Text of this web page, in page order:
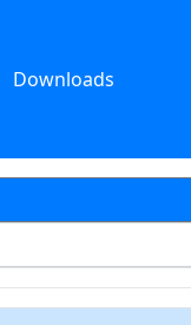
Downloads